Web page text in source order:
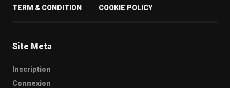
TERM & CONDITION COOKIE POLICY
Site Meta
Inscription
Connexion